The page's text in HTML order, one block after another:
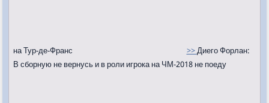
на Тур-де-Франс >>Диего Форлан:
В сборную не вернусь и в роли игрока на ЧМ-2018 не поеду